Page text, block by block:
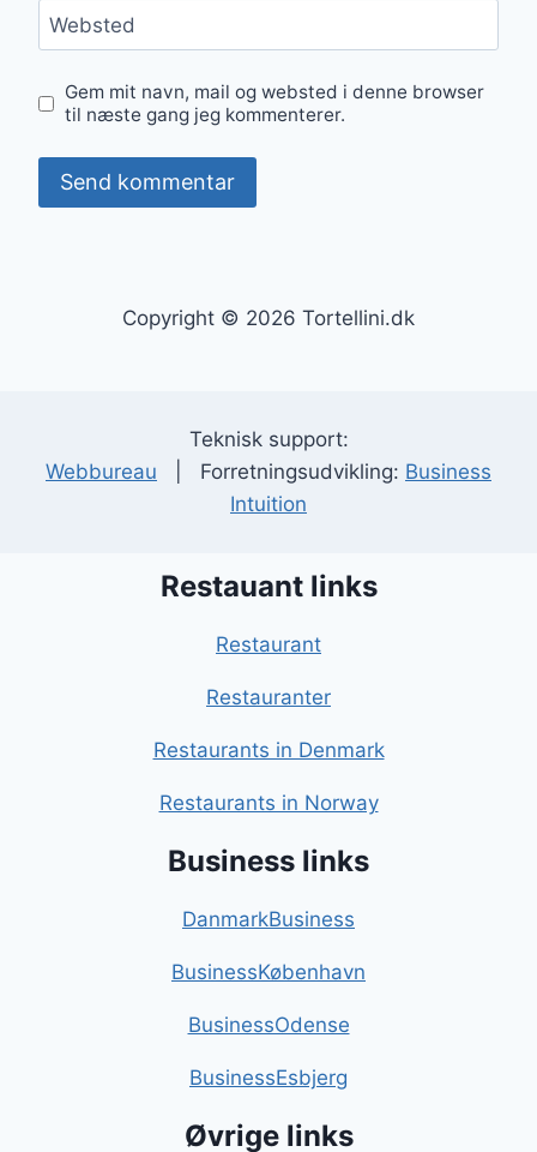
Websted
Gem mit navn, mail og websted i denne browser
til næste gang jeg kommenterer.
Copyright © 2026 Tortellini.dk
Teknisk support:
Webbureau | Forretningsudvikling: Business
Intuition
Restauant links
Restaurant
Restauranter
Restaurants in Denmark
Restaurants in Norway
Business links
DanmarkBusiness
BusinessKøbenhavn
BusinessOdense
BusinessEsbjerg
Øvrige links